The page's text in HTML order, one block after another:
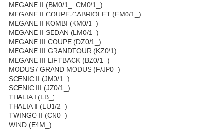
MEGANE II (BM0/1_, CM0/1_)
MEGANE II COUPE-CABRIOLET (EM0/1_)
MEGANE II KOMBI (KM0/1_)
MEGANE II SEDAN (LM0/1_)
MEGANE III COUPE (DZ0/1_)
MEGANE III GRANDTOUR (KZ0/1)
MEGANE III LIFTBACK (BZ0/1_)
MODUS / GRAND MODUS (F/JP0_)
SCENIC II (JM0/1_)
SCENIC III (JZ0/1_)
THALIA I (LB_)
THALIA II (LU1/2_)
TWINGO II (CN0_)
WIND (E4M_)